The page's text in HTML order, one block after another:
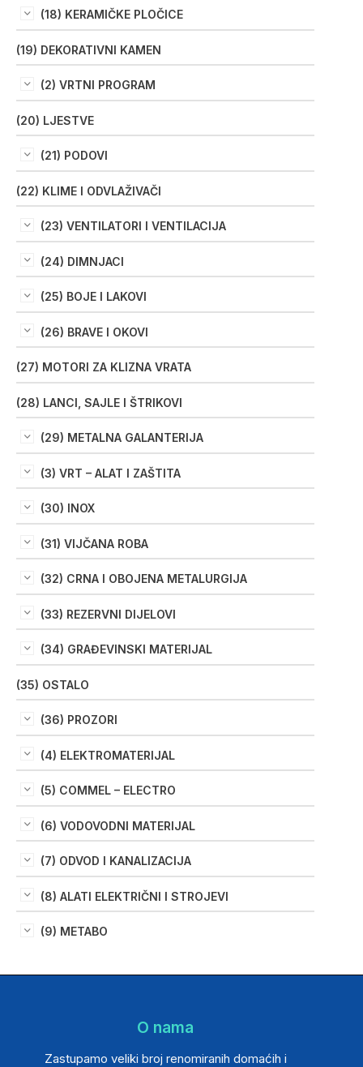
(18) KERAMIČKE PLOČICE
(19) DEKORATIVNI KAMEN
(2) VRTNI PROGRAM
(20) LJESTVE
(21) PODOVI
(22) KLIME I ODVLAŽIVAČI
(23) VENTILATORI I VENTILACIJA
(24) DIMNJACI
(25) BOJE I LAKOVI
(26) BRAVE I OKOVI
(27) MOTORI ZA KLIZNA VRATA
(28) LANCI, SAJLE I ŠTRIKOVI
(29) METALNA GALANTERIJA
(3) VRT – ALAT I ZAŠTITA
(30) INOX
(31) VIJČANA ROBA
(32) CRNA I OBOJENA METALURGIJA
(33) REZERVNI DIJELOVI
(34) GRAĐEVINSKI MATERIJAL
(35) OSTALO
(36) PROZORI
(4) ELEKTROMATERIJAL
(5) COMMEL – ELECTRO
(6) VODOVODNI MATERIJAL
(7) ODVOD I KANALIZACIJA
(8) ALATI ELEKTRIČNI I STROJEVI
(9) METABO
O nama
Zastupamo veliki broj renomiranih domaćih i